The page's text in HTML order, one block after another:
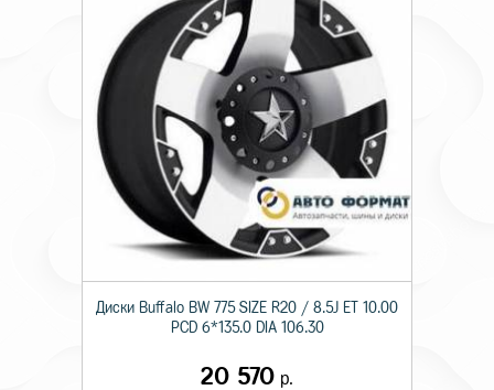
Диски Buffalo BW 775 SIZE R20 / 8.5J ET 10.00
PCD 6*135.0 DIA 106.30
20 570 р.